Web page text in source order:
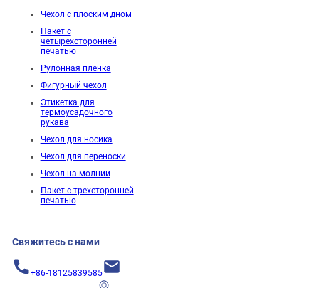
Чехол с плоским дном
Пакет с
четырехсторонней
печатью
Рулонная пленка
Фигурный чехол
Этикетка для
термоусадочного
рукава
Чехол для носика
Чехол для переноски
Чехол на молнии
Пакет с трехсторонней
печатью
Свяжитесь с нами
+86-18125839585